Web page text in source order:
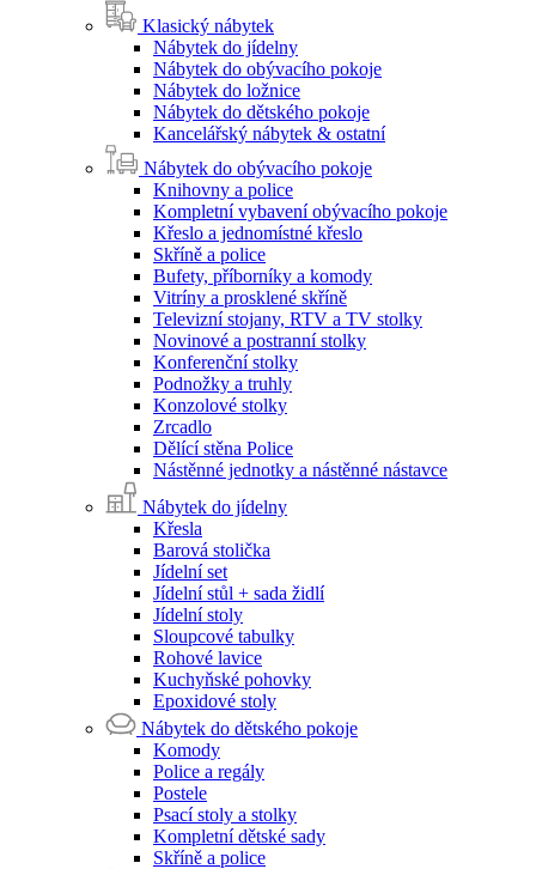
Klasický nábytek
Nábytek do jídelny
Nábytek do obývacího pokoje
Nábytek do ložnice
Nábytek do dětského pokoje
Kancelářský nábytek & ostatní
Nábytek do obývacího pokoje
Knihovny a police
Kompletní vybavení obývacího pokoje
Křeslo a jednomístné křeslo
Skříně a police
Bufety, příborníky a komody
Vitríny a prosklené skříně
Televizní stojany, RTV a TV stolky
Novinové a postranní stolky
Konferenční stolky
Podnožky a truhly
Konzolové stolky
Zrcadlo
Dělící stěna Police
Nástěnné jednotky a nástěnné nástavce
Nábytek do jídelny
Křesla
Barová stolička
Jídelní set
Jídelní stůl + sada židlí
Jídelní stoly
Sloupcové tabulky
Rohové lavice
Kuchyňské pohovky
Epoxidové stoly
Nábytek do dětského pokoje
Komody
Police a regály
Postele
Psací stoly a stolky
Kompletní dětské sady
Skříně a police